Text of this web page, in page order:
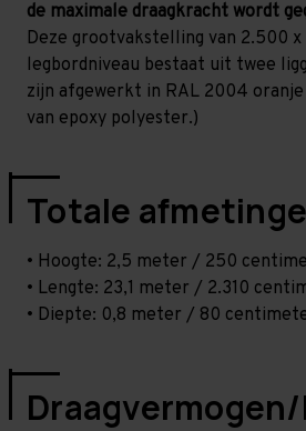
de maximale draagkracht wordt
Deze grootvakstelling van 2.500
legbordniveau bestaat uit twee
zijn afgewerkt in RAL 2004
van epoxy polyester.)
Totale
• Hoogte: 2,5 meter / 250
• Lengte: 23,1 meter / 2.310
• Diepte: 0,8 meter / 80